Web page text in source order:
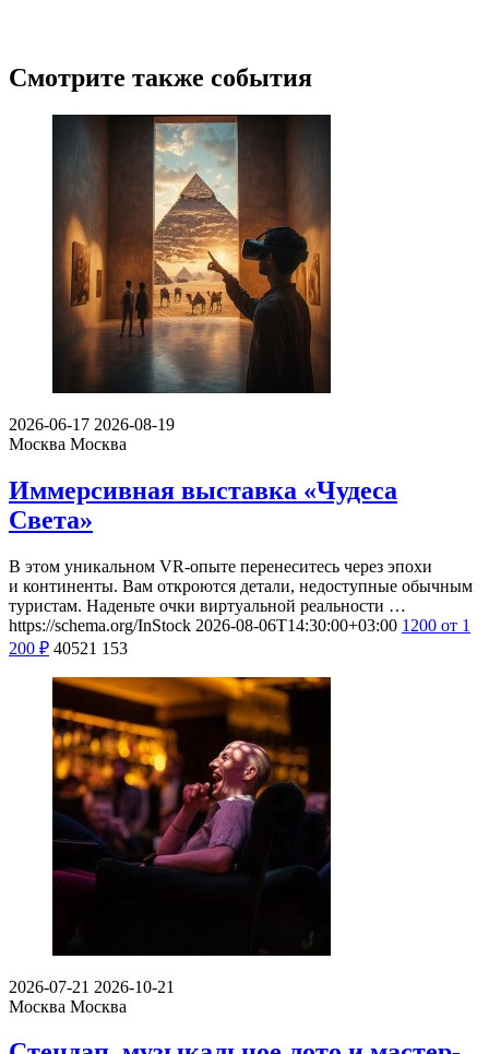
Смотрите также события
2026-06-17 2026-08-19
Москва Москва
Иммерсивная выставка «Чудеса
Света»
В этом уникальном VR-опыте перенеситесь через эпохи
и континенты. Вам откроются детали, недоступные обычным
туристам. Наденьте очки виртуальной реальности …
https://schema.org/InStock 2026-08-06T14:30:00+03:00 1200 от 1
200 ₽ 40521 153
2026-07-21 2026-10-21
Москва Москва